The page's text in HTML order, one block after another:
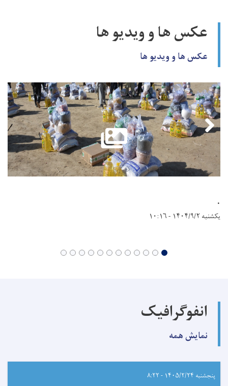
عکس ها و ویدیو ها
عکس ها و ویدیو ها
.
یکشنبه ۱۴۰۴/۹/۲ - ۱۰:۱۶
انفوگرافیک
نمایش همه
پنجشنبه ۱۴۰۵/۲/۲۴ - ۸:۲۲